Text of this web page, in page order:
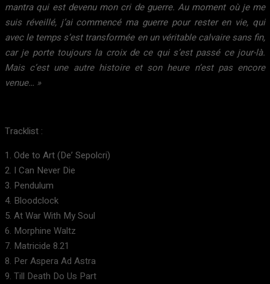
mantra qui est devenu mon cri de guerre. Au moment où je me
suis réveillé, j’ai commencé ma guerre pour rester en vie, qui
avec le temps s’est transformée en un véritable calvaire sans fin,
car je porte toujours la croix de ce qui s’est passé ce jour-là.
Mais c’est une autre histoire et son heure n’est pas encore
venue… »
Tracklist :
1. Ode to Art (De’ Sepolcri)
2. I Can Never Die
3. Pendulum
4. Bloodclock
5. At War With My Soul
6. Morphine Waltz
7. Matricide 8.21
8. Per Aspera Ad Astra
9. Till Death Do Us Part